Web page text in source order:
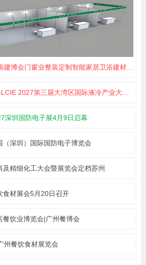
博会门窗业整装定制智能家居卫浴建材展会
第三届大湾区国际液冷产业大会暨展览会（深圳）
深圳国防电子展4月9日启幕
（深圳）国际国防电子博览会
及精细化工大会暨展览会定档苏州
食材展会5月20日召开
餐饮业博览会|广州餐博会
州餐饮食材展览会